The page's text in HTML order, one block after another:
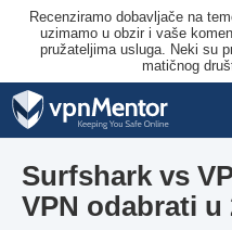
Recenziramo dobavljače na
uzimamo u obzir i vaše
pružateljima usluga. Neki su
matičnog
Surfshark vs
VPN odabrati u